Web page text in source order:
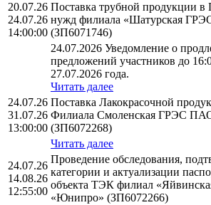
20.07.26
24.07.26
14:00:00
Поставка трубной продукции
нужд филиала «Шатурская
(ЗП6071746)
24.07.2026 Уведомление о
предложений участников до
27.07.2026 года.
Читать далее
24.07.26
31.07.26
13:00:00
Поставка Лакокрасочной
Филиала Смоленская ГРЭС
(ЗП6072268)
Читать далее
24.07.26
14.08.26
12:55:00
Проведение обследования,
категории и актуализации
объекта ТЭК филиал
«Юнипро» (ЗП6072266)